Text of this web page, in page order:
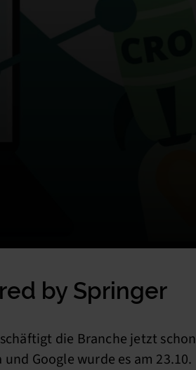
by Springer
die Branche jetzt schon
Google wurde es am 23.10.